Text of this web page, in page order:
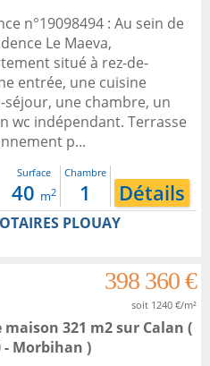
n°19098494 : Au sein de
Le Maeva,
situé à rez-de-
entrée, une cuisine
une chambre, un
wc indépendant. Terrasse
p...
Surface
40 m2
Chambre
1 Détails
PLOUAY
398 360 €
soit 1240 €/m²
maison 321 m2sur Calan (
- Morbihan )